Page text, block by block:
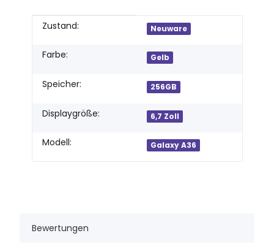
Produkteigenschaft
Wert
Zustand: Neuware
Farbe: Gelb
Speicher: 256GB
Displaygröße: 6,7 Zoll
Modell: Galaxy A36
Bewertungen